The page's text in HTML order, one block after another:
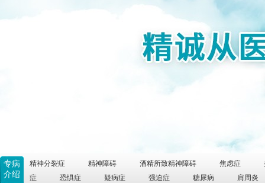
专病
介绍
精神分裂症 精神障碍 酒精所致精神障碍 焦虑症
症
恐惧症 疑病症 强迫症 糖尿病 肩周炎